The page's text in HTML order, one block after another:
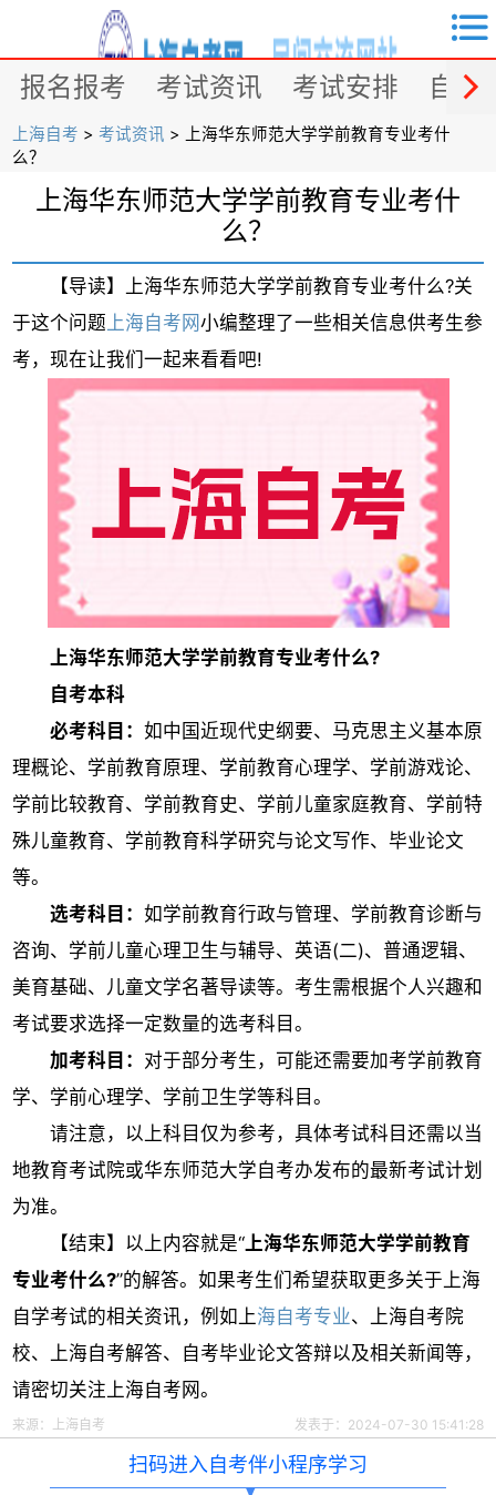

报名报考 考试资讯 考试安排 自考

上海自考 >考试资讯 > 上海华东师范大学学前教育专业考什
么？
上海华东师范大学学前教育专业考什
么？
【导读】上海华东师范大学学前教育专业考什么?关
于这个问题上海自考网小编整理了一些相关信息供考生参
考，现在让我们一起来看看吧!
上海华东师范大学学前教育专业考什么?
自考本科
必考科目：如中国近现代史纲要、马克思主义基本原
理概论、学前教育原理、学前教育心理学、学前游戏论、
学前比较教育、学前教育史、学前儿童家庭教育、学前特
殊儿童教育、学前教育科学研究与论文写作、毕业论文
等。
选考科目：如学前教育行政与管理、学前教育诊断与
咨询、学前儿童心理卫生与辅导、英语(二)、普通逻辑、
美育基础、儿童文学名著导读等。考生需根据个人兴趣和
考试要求选择一定数量的选考科目。
加考科目： 对于部分考生，可能还需要加考学前教育
学、学前心理学、学前卫生学等科目。
请注意，以上科目仅为参考，具体考试科目还需以当
地教育考试院或华东师范大学自考办发布的最新考试计划
为准。
【结束】以上内容就是“上海华东师范大学学前教育
专业考什么?”的解答。如果考生们希望获取更多关于上海
自学考试的相关资讯，例如上海自考专业、上海自考院
校、上海自考解答、自考毕业论文答辩以及相关新闻等，
请密切关注上海自考网。
来源： 上海自考 发表于：2024-07-30 15:41:28
扫码进入自考伴小程序学习